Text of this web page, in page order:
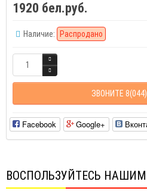
1920 бел.руб.
Наличие: Распродано
ЗВОНИТЕ
Facebook Google+
ВОСПОЛЬЗУЙТЕСЬ